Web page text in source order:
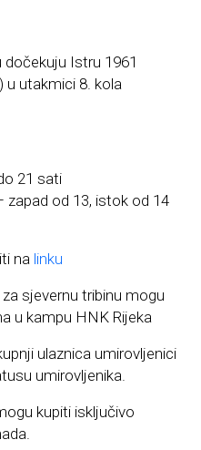
Istru 1961
u utakmici 8. kola
21 sati
od 13, istok od 14
na linku
sjevernu tribinu mogu
u kampu HNK Rijeka
ulaznica umirovljenici
umirovljenika.
kupiti isključivo